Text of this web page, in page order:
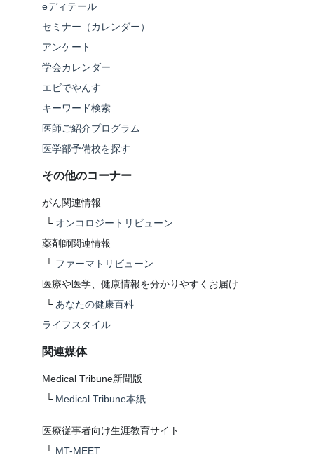
eディテール
セミナー（カレンダー）
アンケート
学会カレンダー
エビでやんす
キーワード検索
医師ご紹介プログラム
医学部予備校を探す
その他のコーナー
がん関連情報
└ オンコロジートリビューン
薬剤師関連情報
└ ファーマトリビューン
医療や医学、健康情報を分かりやすくお届け
└ あなたの健康百科
ライフスタイル
関連媒体
Medical Tribune新聞版
└ Medical Tribune本紙
医療従事者向け生涯教育サイト
└ MT-MEET